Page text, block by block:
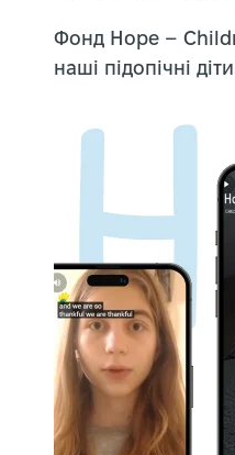
Фонд Hope –
наші підопічні